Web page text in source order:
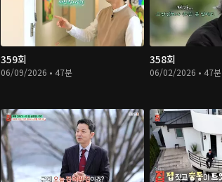
359회
06/09/2026 • 47분
358회
06/02/2026 • 47분